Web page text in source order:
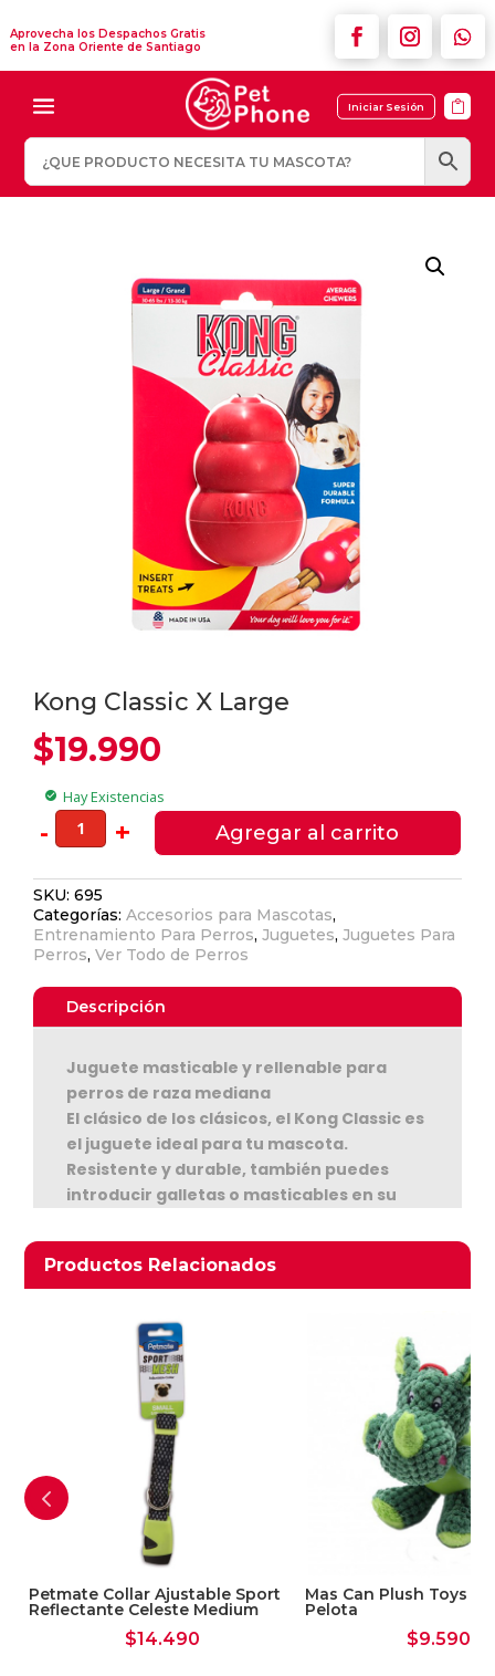
Aprovecha los Despachos Gratis
en la Zona Oriente de Santiago
Iniciar Sesión 
Ver Carrito
Kong Classic X Large
$19.990
check_circle Hay Existencias
- Kong
Classic
Large
cantidad
+ Agregar al carrito
SKU:695
Categorías:Accesorios para Mascotas,
Entrenamiento Para Perros,Juguetes,Juguetes Para
Perros,Ver Todo de Perros
Descripción
Juguete masticable y rellenable para
perros de raza mediana
El clásico de los clásicos, el Kong Classic es
el juguete ideal para tu mascota.
Resistente y durable, también puedes
introducir galletas o masticables en su
(entre 27 a 41 kgs)
Productos Relacionados
Productos relacionados
Petmate Collar Ajustable Sport
Reflectante Celeste Medium
$14.490
Mas Can Plush Toys
Pelota
$9.590